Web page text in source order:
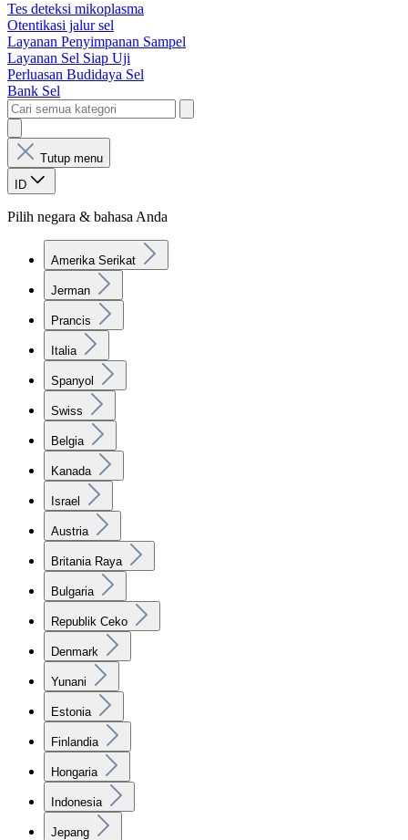
Tes deteksi mikoplasma
Otentikasi jalur sel
Layanan Penyimpanan Sampel
Layanan Sel Siap Uji
Perluasan Budidaya Sel
Bank Sel
Tutup menu
ID
Pilih negara & bahasa Anda
Amerika Serikat
Jerman
Prancis
Italia
Spanyol
Swiss
Belgia
Kanada
Israel
Austria
Britania Raya
Bulgaria
Republik Ceko
Denmark
Yunani
Estonia
Finlandia
Hongaria
Indonesia
Jepang